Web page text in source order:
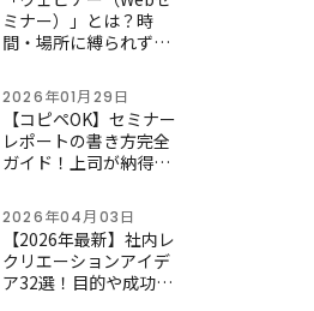
ミナー）」とは？時
間・場所に縛られず全
開拓へ
2026年01月29日
【コピペOK】セミナー
レポートの書き方完全
ガイド！上司が納得す
ート
2026年04月03日
【2026年最新】社内レ
クリエーションアイデ
ア32選！目的や成功の